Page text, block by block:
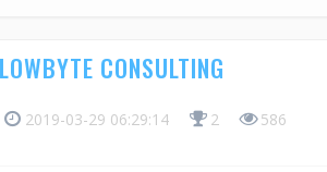
CONSULTING
2019-03-29 06:29:14 2 586